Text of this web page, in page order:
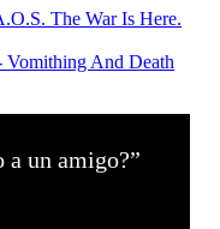
The War Is Here.
Vomithing And Death
a un amigo?”